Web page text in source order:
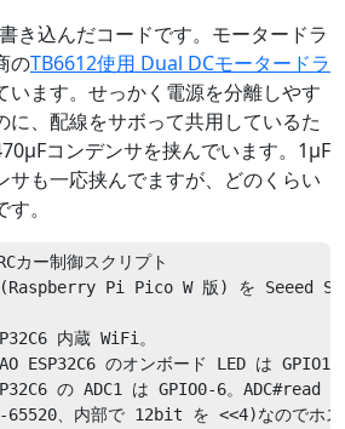
き込んだコードです。モータードラ
のTB6612使用 Dual DCモータードラ
います。せっかく電源を分離しやす
に、配線をサボって共用しているた
コンデンサを挟んでいます。1μF
サも一応挟んでますが、どのくらい
。
カー制御スクリプト
Pi Pico W 版) を Seeed
内蔵 WiFi。
のオンボード LED は
の ADC1 は GPIO0-6。ADC#read
内部で 12bit を <<4)なのでホスト